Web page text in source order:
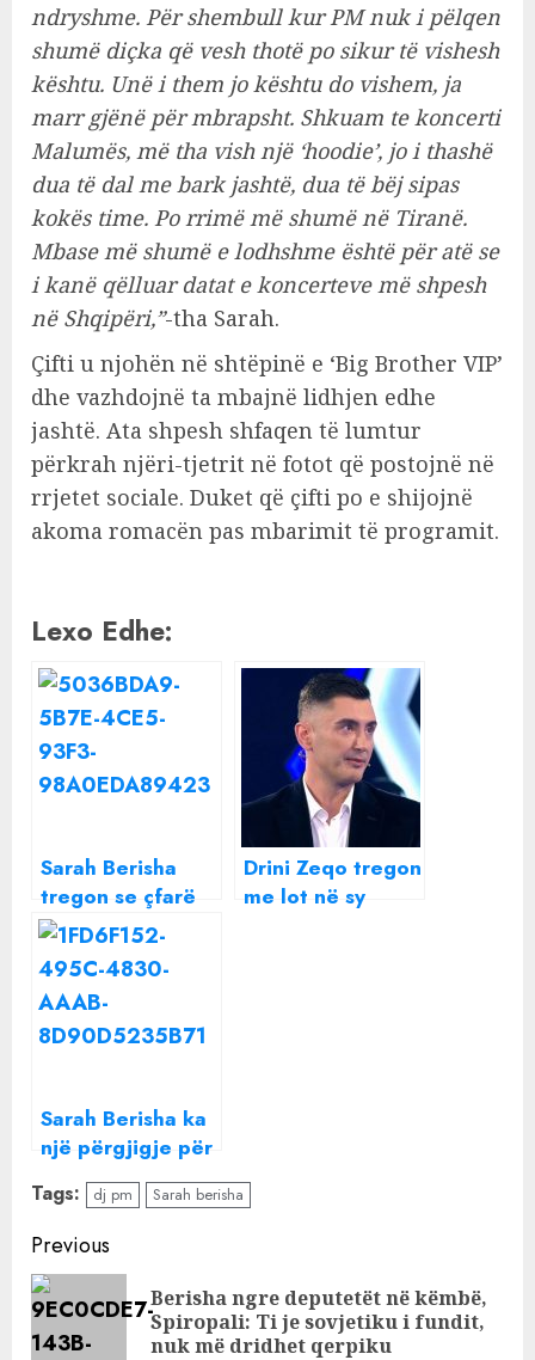
ndryshme. Për shembull kur PM nuk i pëlqen
shumë diçka që vesh thotë po sikur të vishesh
kështu. Unë i them jo kështu do vishem, ja
marr gjënë për mbrapsht. Shkuam te koncerti
Malumës, më tha vish një ‘hoodie’, jo i thashë
dua të dal me bark jashtë, dua të bëj sipas
kokës time. Po rrimë më shumë në Tiranë.
Mbase më shumë e lodhshme është për atë se
i kanë qëlluar datat e koncerteve më shpesh
në Shqipëri,”-tha Sarah.
Çifti u njohën në shtëpinë e ‘Big Brother VIP’
dhe vazhdojnë ta mbajnë lidhjen edhe
jashtë. Ata shpesh shfaqen të lumtur
përkrah njëri-tjetrit në fotot që postojnë në
rrjetet sociale. Duket që çifti po e shijojnë
akoma romacën pas mbarimit të programit.
Lexo Edhe:
Sarah Berisha
tregon se çfarë
do të kishte bërë
ndryshe në “BB
VIP”
Drini Zeqo tregon
me lot në sy
Sarah Berisha ka
një përgjigje për
të gjithë ata që
dyshojnë te lidhja
e saj me Dj PM
Tags: dj pm Sarah berisha
Continue
Reading
Previous
Berisha ngre deputetët në këmbë,
Spiropali: Ti je sovjetiku i fundit,
nuk më dridhet qerpiku